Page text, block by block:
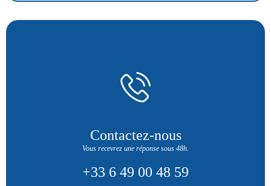
Contactez-nous
Vous recevrez une réponse sous 48h.
+33 6 49 00 48 59